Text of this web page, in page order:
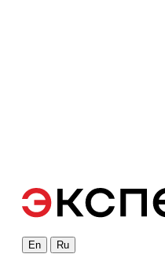
En Ru